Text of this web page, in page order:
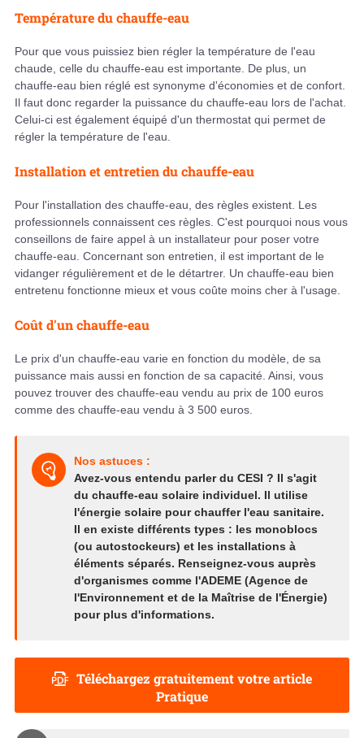
Température du chauffe-eau
Pour que vous puissiez bien régler la température de l'eau
chaude, celle du chauffe-eau est importante. De plus, un
chauffe-eau bien réglé est synonyme d'économies et de confort.
Il faut donc regarder la puissance du chauffe-eau lors de l'achat.
Celui-ci est également équipé d'un thermostat qui permet de
régler la température de l'eau.
Installation et entretien du chauffe-eau
Pour l'installation des chauffe-eau, des règles existent. Les
professionnels connaissent ces règles. C'est pourquoi nous vous
conseillons de faire appel à un installateur pour poser votre
chauffe-eau. Concernant son entretien, il est important de le
vidanger régulièrement et de le détartrer. Un chauffe-eau bien
entretenu fonctionne mieux et vous coûte moins cher à l'usage.
Coût d'un chauffe-eau
Le prix d'un chauffe-eau varie en fonction du modèle, de sa
puissance mais aussi en fonction de sa capacité. Ainsi, vous
pouvez trouver des chauffe-eau vendu au prix de 100 euros
comme des chauffe-eau vendu à 3 500 euros.
Nos astuces :
Avez-vous entendu parler du CESI ? Il s'agit
du chauffe-eau solaire individuel. Il utilise
l'énergie solaire pour chauffer l'eau sanitaire.
Il en existe différents types : les monoblocs
(ou autostockeurs) et les installations à
éléments séparés. Renseignez-vous auprès
d'organismes comme l'ADEME (Agence de
l'Environnement et de la Maîtrise de l'Énergie)
pour plus d'informations.
Téléchargez gratuitement votre article
Pratique